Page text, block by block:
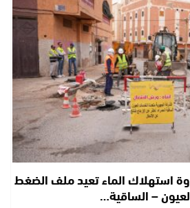
استهلاك الماء تعيد ملف الضغط
– الساقية…